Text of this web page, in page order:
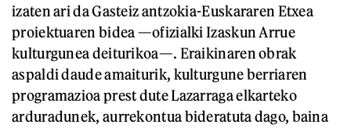
izaten ari da Gasteiz antzokia-Euskararen Etxea
proiektuaren bidea —ofizialki Izaskun Arrue
kulturgunea deiturikoa—. Eraikinaren obrak
aspaldi daude amaiturik, kulturgune berriaren
programazioa prest dute Lazarraga elkarteko
arduradunek, aurrekontua bideratuta dago, baina